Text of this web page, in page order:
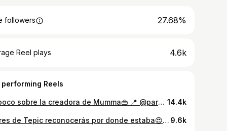
followers 27.68%
Reel plays 4.6k
performing Reels
Un poco sobre la creadora de Mumma👜 📍 @paralelocafe_gdl #holareel #marcadebolsas #marcamexicana #paratiiiiiiiiiii #consumelocal #bolsos #accesorios #soymumma 14.4k
Si eres de Tepic reconocerás por donde estaba😍❤️. Anduve en @indrive.mx y todo excelente 🫶🏻 #tepic #nayarit #holareel #indrivemexico #indrive #appindrive #pactoportuseguridad #viralll 9.6k